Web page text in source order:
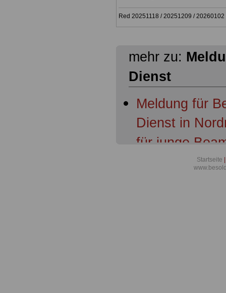
Red 20251118 / 20251209 /
mehr zu:
Dienst
Meldung für
Dienst in
für junge
AktuellesStartseite